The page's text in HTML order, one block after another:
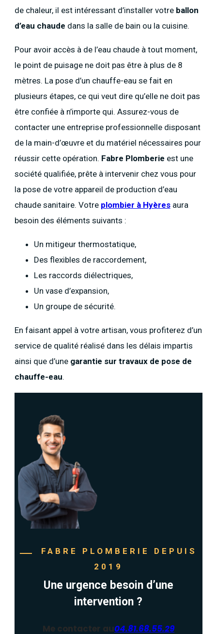
de chaleur, il est intéressant d’installer votre ballon
d’eau chaude dans la salle de bain ou la cuisine.
Pour avoir accès à de l’eau chaude à tout moment,
le point de puisage ne doit pas être à plus de 8
mètres. La pose d’un chauffe-eau se fait en
plusieurs étapes, ce qui veut dire qu’elle ne doit pas
être confiée à n’importe qui. Assurez-vous de
contacter une entreprise professionnelle disposant
de la main-d’œuvre et du matériel nécessaires pour
réussir cette opération. Fabre Plomberie est une
société qualifiée, prête à intervenir chez vous pour
la pose de votre appareil de production d’eau
chaude sanitaire. Votre plombier à Hyèresaura
besoin des éléments suivants :
Un mitigeur thermostatique,
Des flexibles de raccordement,
Les raccords diélectriques,
Un vase d’expansion,
Un groupe de sécurité.
En faisant appel à votre artisan, vous profiterez d’un
service de qualité réalisé dans les délais impartis
ainsi que d’unegarantie sur travaux de pose de
chauffe-eau.
FABRE PLOMBERIE DEPUIS
2019
Une urgence besoin d’une
intervention ?
Me contacter au04.81.68.55.29